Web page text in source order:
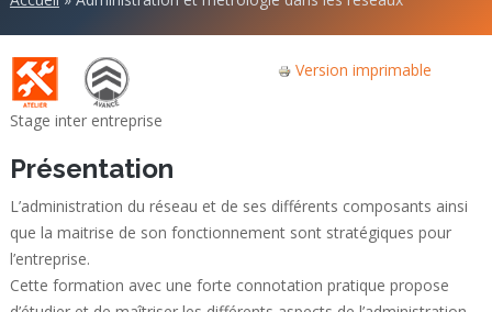
Version imprimable
Stage inter entreprise
Présentation
L’administration du réseau et de ses différents composants ainsi
que la maitrise de son fonctionnement sont stratégiques pour
l’entreprise.
Cette formation avec une forte connotation pratique propose